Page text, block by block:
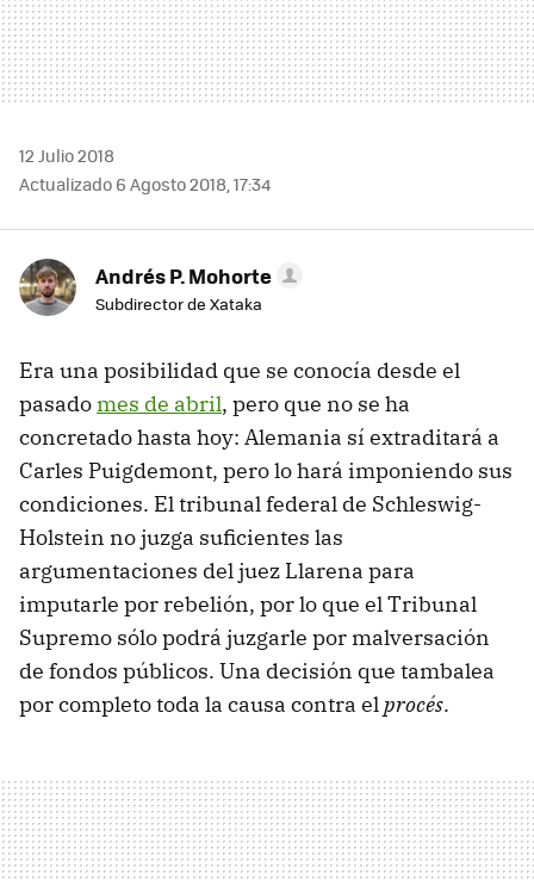
12 Julio 2018
Actualizado 6 Agosto 2018, 17:34
Andrés P. Mohorte
Subdirector de Xataka
Era una posibilidad que se conocía desde el
pasadomes de abril, pero que no se ha
concretado hasta hoy: Alemania sí extraditará a
Carles Puigdemont, pero lo hará imponiendo sus
condiciones. El tribunal federal de Schleswig-
Holstein no juzga suficientes las
argumentaciones del juez Llarena para
imputarle por rebelión, por lo que el Tribunal
Supremo sólo podrá juzgarle por malversación
de fondos públicos. Una decisión que tambalea
por completo toda la causa contra elprocés.